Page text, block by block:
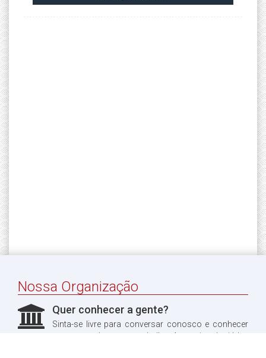
Nossa Organização
Quer conhecer a gente?
Sinta-se livre para conversar conosco e conhecer
um pouco do nosso trabalho. Aproveitando, já leu